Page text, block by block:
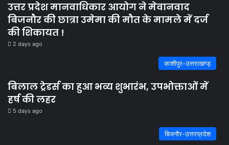
उत्तर प्रदेश मानवाधिकार आयोग ने मेवानवाद
बिजनौर की छात्रा उमेमा की मौत के मामले में दर्ज
की शिकायत !
2 days ago
काशीपुर-उत्तराखण्ड़
बिलाल ट्रेडर्स का हुआ भव्य शुभारंभ, उपभोक्ताओं में
हर्ष की लहर
5 days ago
बिजनौर-उत्तरप्रदेश